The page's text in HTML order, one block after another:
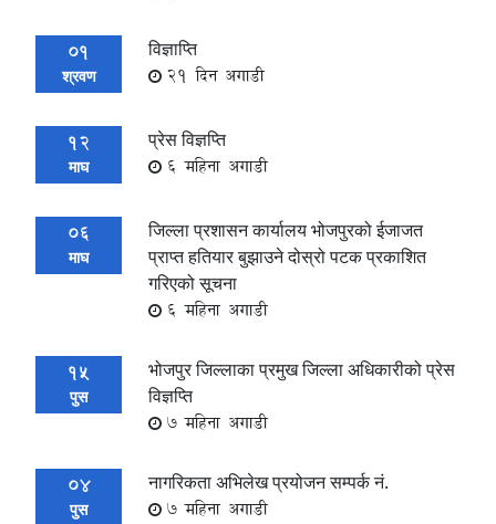
01
श्रवण
विज्ञाप्ति
21 दिन अगाडी
12
माघ
प्रेस विज्ञप्ति
6 महिना अगाडी
06
माघ
जिल्ला प्रशासन कार्यालय भोजपुरको ईजाजत
प्राप्त हतियार बुझाउने दोस्रो पटक प्रकाशित
गरिएको सूचना
6 महिना अगाडी
15
पुस
भोजपुर जिल्लाका प्रमुख जिल्ला अधिकारीको प्रेस
विज्ञप्ति
7 महिना अगाडी
04
पुस
नागरिकता अभिलेख प्रयोजन सम्पर्क नं.
7 महिना अगाडी